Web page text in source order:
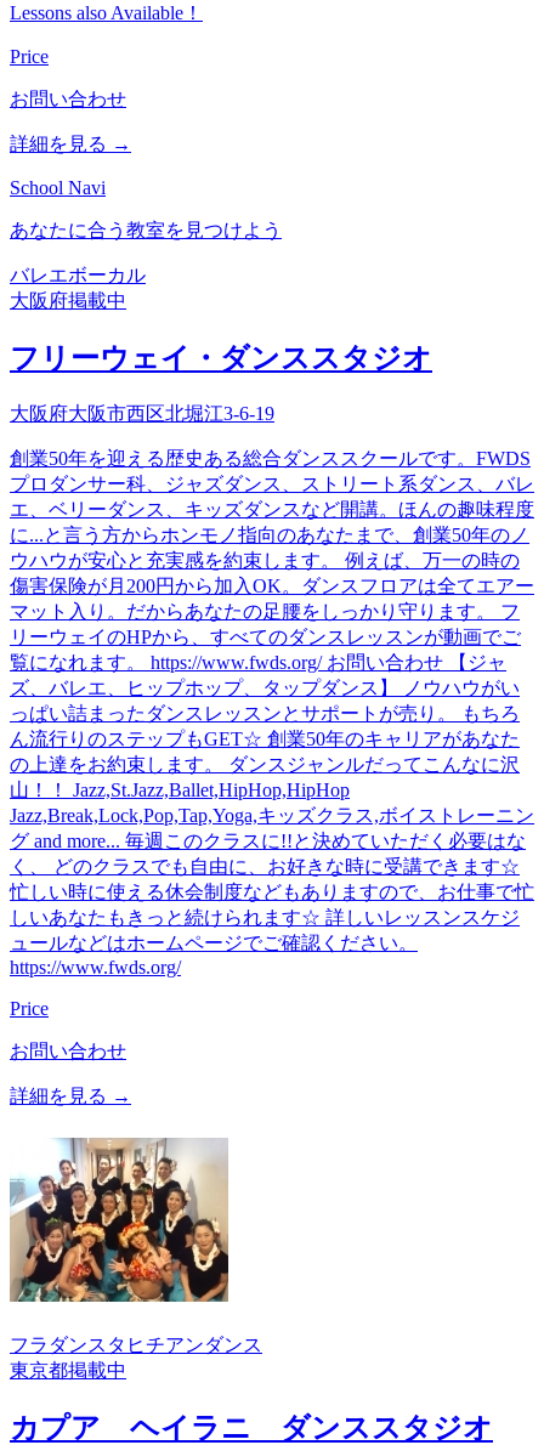
Lessons also Available！
Price
お問い合わせ
詳細を見る →
School Navi
あなたに合う教室を見つけよう
バレエボーカル
大阪府掲載中
フリーウェイ・ダンススタジオ
大阪府大阪市西区北堀江3-6-19
創業50年を迎える歴史ある総合ダンススクールです。FWDS
プロダンサー科、ジャズダンス、ストリート系ダンス、バレ
エ、ベリーダンス、キッズダンスなど開講。ほんの趣味程度
に...と言う方からホンモノ指向のあなたまで、創業50年のノ
ウハウが安心と充実感を約束します。 例えば、万一の時の
傷害保険が月200円から加入OK。ダンスフロアは全てエアー
マット入り。だからあなたの足腰をしっかり守ります。 フ
リーウェイのHPから、すべてのダンスレッスンが動画でご
覧になれます。 https://www.fwds.org/ お問い合わせ 【ジャ
ズ、バレエ、ヒップホップ、タップダンス】 ノウハウがい
っぱい詰まったダンスレッスンとサポートが売り。 もちろ
ん流行りのステップもGET☆ 創業50年のキャリアがあなた
の上達をお約束します。 ダンスジャンルだってこんなに沢
山！！ Jazz,St.Jazz,Ballet,HipHop,HipHop
Jazz,Break,Lock,Pop,Tap,Yoga,キッズクラス,ボイストレーニン
グ and more... 毎週このクラスに!!と決めていただく必要はな
く、 どのクラスでも自由に、お好きな時に受講できます☆
忙しい時に使える休会制度などもありますので、お仕事で忙
しいあなたもきっと続けられます☆ 詳しいレッスンスケジ
ュールなどはホームページでご確認ください。
https://www.fwds.org/
Price
お問い合わせ
詳細を見る →
フラダンス タヒチアンダンス
東京都掲載中
カプア ヘイラニ ダンススタジオ